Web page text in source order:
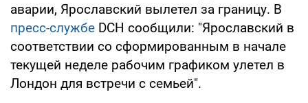
аварии, Ярославский вылетел за границу. В
пресс-службе DCH сообщили: "Ярославский в
соответствии со сформированным в начале
текущей неделе рабочим графиком улетел в
Лондон для встречи с семьей".